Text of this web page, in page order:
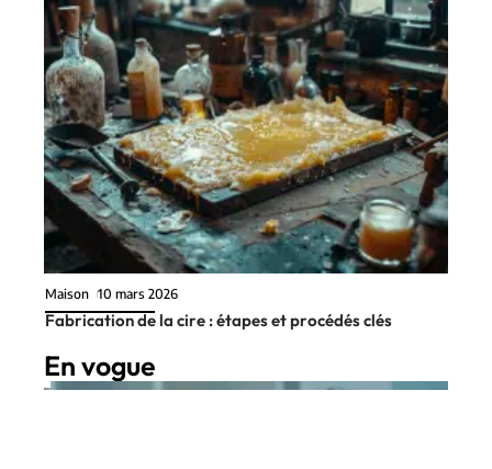
Maison 10 mars 2026
Fabrication de la cire : étapes et procédés clés
En vogue